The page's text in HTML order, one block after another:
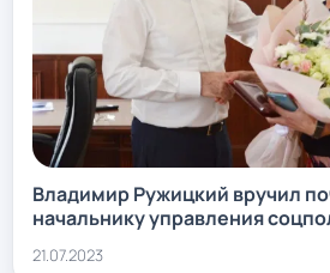
Владимир Ружицкий вручил
начальнику управления
21.07.2023